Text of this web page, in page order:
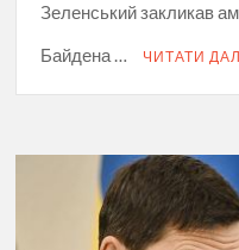
Зеленський закликав
Байдена …
ЧИТАТИ